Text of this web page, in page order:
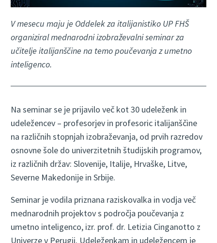
V mesecu maju je Oddelek za italijanistiko UP FHŠ
organiziral mednarodni izobraževalni seminar za
učitelje italijanščine na temo poučevanja z umetno
inteligenco.
Na seminar se je prijavilo več kot 30 udeleženk in
udeležencev – profesorjev in profesoric italijanščine
na različnih stopnjah izobraževanja, od prvih razredov
osnovne šole do univerzitetnih študijskih programov,
iz različnih držav: Slovenije, Italije, Hrvaške, Litve,
Severne Makedonije in Srbije.
Seminar je vodila priznana raziskovalka in vodja več
mednarodnih projektov s področja poučevanja z
umetno inteligenco, izr. prof. dr. Letizia Cinganotto z
Univerze v Perugii. Udeleženkam in udeležencem je